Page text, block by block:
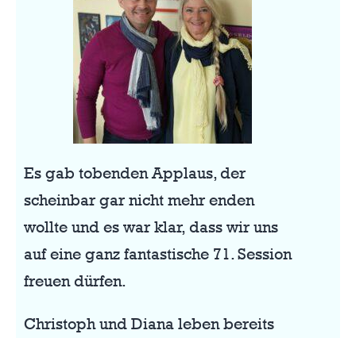
Es gab tobenden Applaus, der
scheinbar gar nicht mehr enden
wollte und es war klar, dass wir uns
auf eine ganz fantastische 71. Session
freuen dürfen.
Christoph und Diana leben bereits